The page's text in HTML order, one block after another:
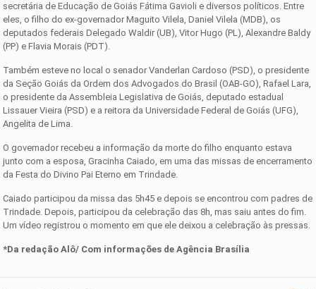
secretária de Educação de Goiás Fátima Gavioli e diversos políticos. Entre
eles, o filho do ex-governador Maguito Vilela, Daniel Vilela (MDB), os
deputados federais Delegado Waldir (UB), Vitor Hugo (PL), Alexandre Baldy
(PP) e Flavia Morais (PDT).
Também esteve no local o senador Vanderlan Cardoso (PSD), o presidente
da Seção Goiás da Ordem dos Advogados do Brasil (OAB-GO), Rafael Lara,
o presidente da Assembleia Legislativa de Goiás, deputado estadual
Lissauer Vieira (PSD) e a reitora da Universidade Federal de Goiás (UFG),
Angelita de Lima.
O governador recebeu a informação da morte do filho enquanto estava
junto com a esposa, Gracinha Caiado, em uma das missas de encerramento
da Festa do Divino Pai Eterno em Trindade.
Caiado participou da missa das 5h45 e depois se encontrou com padres de
Trindade. Depois, participou da celebração das 8h, mas saiu antes do fim.
Um vídeo registrou o momento em que ele deixou a celebração às pressas.
*Da redação Alô/ Com informações de Agência Brasília